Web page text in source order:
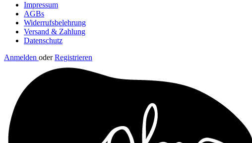
Impressum
AGBs
Widerrufsbelehrung
Versand & Zahlung
Datenschutz
Anmelden oder Registrieren